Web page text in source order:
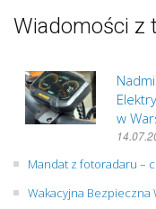
Wiadomości z
w
Mandat z fotoradaru –
Wakacyjna Bezpieczna